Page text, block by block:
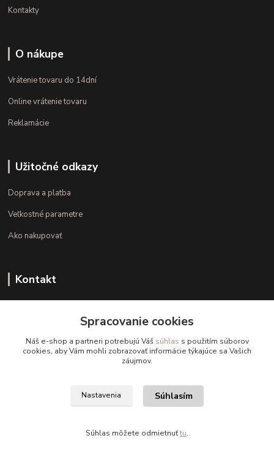
Kontakty
O nákupe
Vrátenie tovaru do 14dní
Online vrátenie tovaru
Reklamácie
Užitočné odkazy
Doprava a platba
Veľkostné parametre
Ako nakupovať
Kontakt
(Po.-Pi. 10.00 - 15.00)
info@kvalitnaBielizen.sk
Copyright © kvalitnabielizen.sk
Spracovanie cookies
Náš e-shop a partneri potrebujú Váš súhlas s použitím súborov
cookies, aby Vám mohli zobrazovať informácie týkajúce sa Vašich
záujmov.
Nastavenia Súhlasím
Súhlas môžete odmietnuťtu.